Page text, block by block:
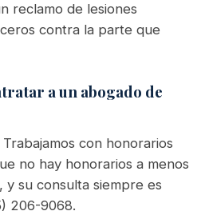
reclamo de lesiones
contra la parte que
a un abogado de
con honorarios
no hay honorarios a menos
y su consulta siempre es
206-9068.